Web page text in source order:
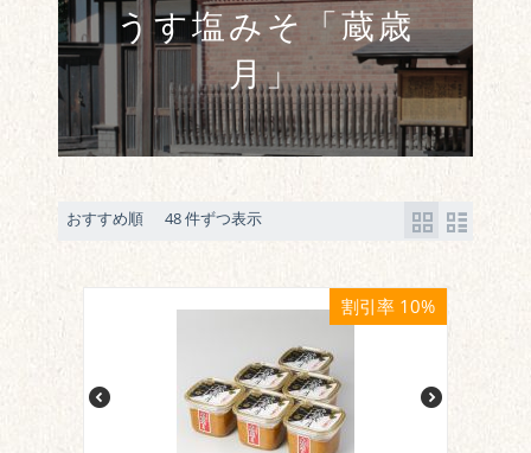
うす塩みそ「蔵歳
月」
おすすめ順 48 件ずつ表示
割引率 10%